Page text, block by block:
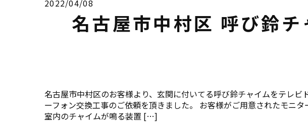
2022/04/08
名古屋市中村区 呼び鈴
名古屋市中村区のお客様より、玄関に付いてる呼び鈴チャイムをテレビ
ーフォン交換工事のご依頼を頂きました。 お客様がご用意されたモニタ
室内のチャイムが鳴る装置 […]